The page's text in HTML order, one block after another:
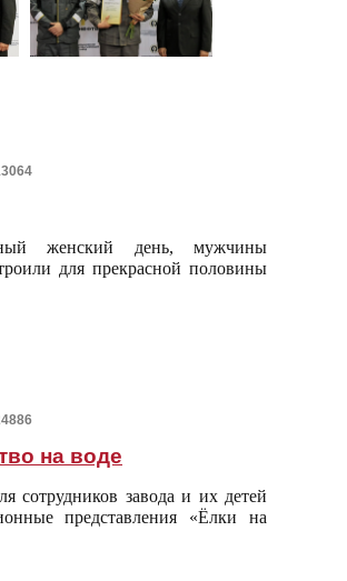
женский день, мужчины
для прекрасной половины
на воде
сотрудников завода и их детей
представления «Ёлки на